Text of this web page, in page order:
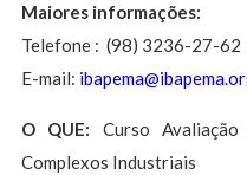
Maiores informações:
Telefone : (98) 3236-27-62
E-mail:
O QUE: Curso
Complexos Industriais